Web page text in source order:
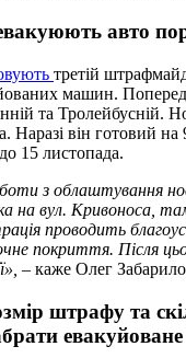
авто
третій
машин.
та Тролейбусній.
Наразі він готовий на
15 листопада.
з облаштування
на вул. Кривоноса,
проводить
покриття. Після
– каже Олег
штрафу та